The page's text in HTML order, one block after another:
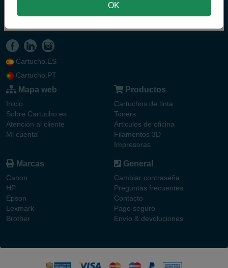
Cartucho.ES
Cartucho.PT
Mapa web
Inicio
Sobre Cartucho.es
Atención al cliente
Mi cuenta
Productos
Cartuchos de tinta
Toners
Articulos de oficina
Filamentos 3D
Impresoras
Marcas
Canon
HP
Epson
Lexmark
Brother
General
Cambiar contraseña
Preguntas frecuentes
Contacto
Pago seguro
Envío & devoluciones
OK